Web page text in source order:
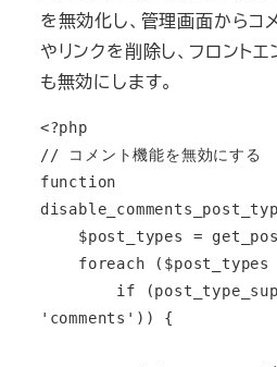
を無効化し、管理画面からコ
やリンクを削除し、フロント
も無効にします。
<?php
// コメント機能を無効にする
function
'comments')) {